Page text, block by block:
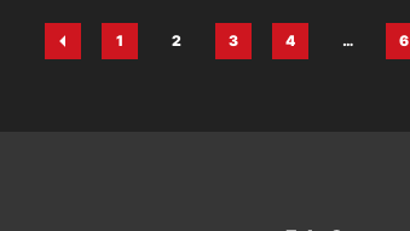
Página
1
Página
2
Página
3
Página
4
…
6